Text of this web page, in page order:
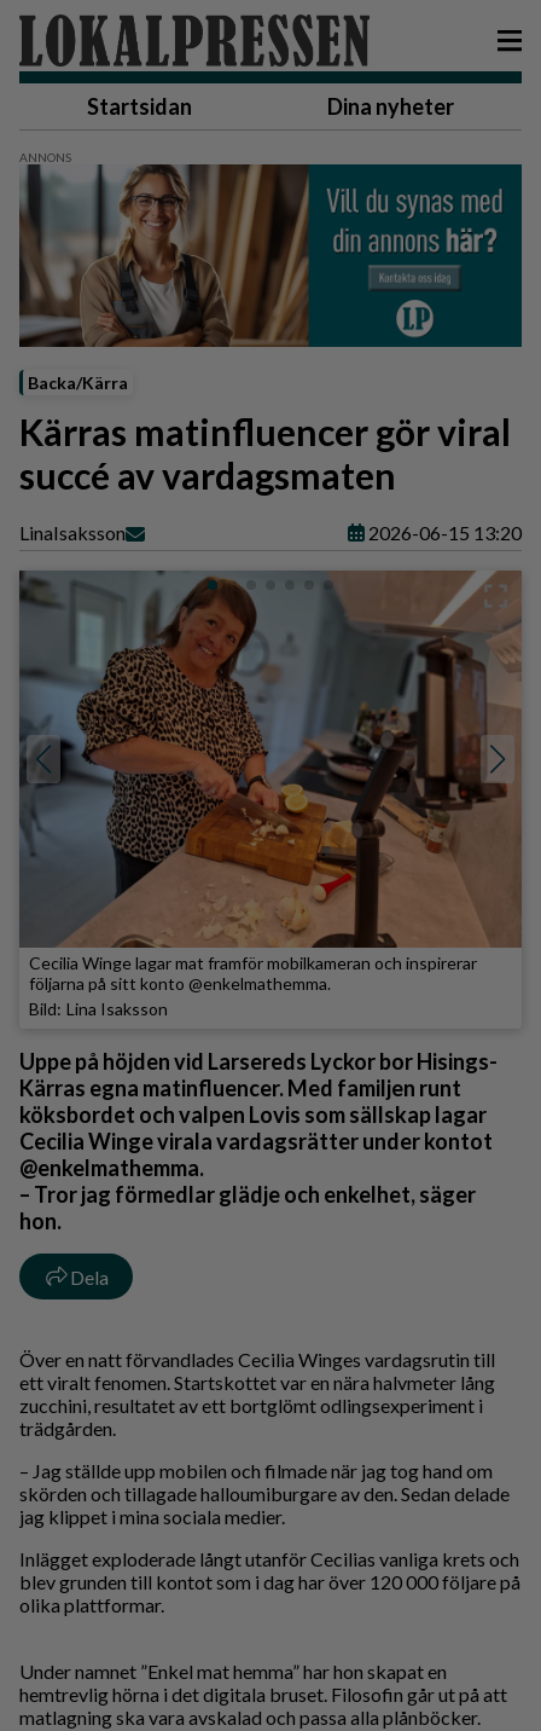
Startsidan Dina nyheter
Backa/Kärra
Kärras matinfluencer gör viral
succé av vardagsmaten
LinaIsaksson 2026-06-15 13:20
Cecilia Winge lagar mat framför mobilkameran och inspirerar
följarna på sitt konto @enkelmathemma.
Lina Isaksson
Uppe på höjden vid Larsereds Lyckor bor Hisings-
Kärras egna matinfluencer. Med familjen runt
köksbordet och valpen Lovis som sällskap lagar
Cecilia Winge virala vardagsrätter under kontot
@enkelmathemma.
– Tror jag förmedlar glädje och enkelhet, säger
hon.
Dela
Över en natt förvandlades Cecilia Winges vardagsrutin till
ett viralt fenomen. Startskottet var en nära halvmeter lång
zucchini, resultatet av ett bortglömt odlingsexperiment i
trädgården.
– Jag ställde upp mobilen och filmade när jag tog hand om
skörden och tillagade halloumiburgare av den. Sedan delade
jag klippet i mina sociala medier.
Inlägget exploderade långt utanför Cecilias vanliga krets och
blev grunden till kontot som i dag har över 120 000 följare på
olika plattformar.
Under namnet ”Enkel mat hemma” har hon skapat en
hemtrevlig hörna i det digitala bruset. Filosofin går ut på att
matlagning ska vara avskalad och passa alla plånböcker.